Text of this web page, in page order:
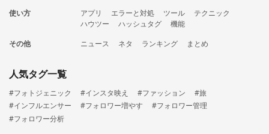
使い方
アプリ エラーと対処 ツール
テクニック
ハウツー
ハッシュタグ
機能
その他
ニュース ネタ ランキング まとめ
人気タグ一覧
#フォトジェニック #インスタ映え #ファッション
#旅
#インフルエンサー
#フォロワー増やす
#フォロワー管理
#フォロワー分析